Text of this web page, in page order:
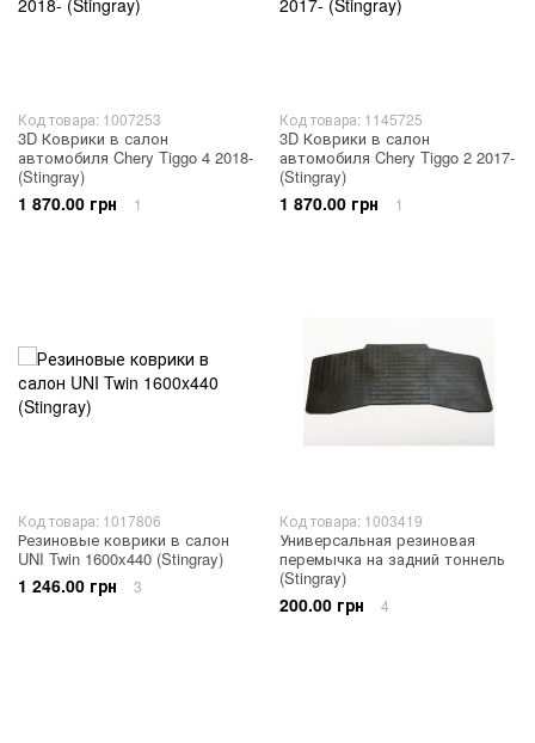
Код товара: 1007253
3D Коврики в салон
автомобиля Chery Tiggo 4 2018-
(Stingray)
1 870.00 грн 1
Код товара: 1145725
3D Коврики в салон
автомобиля Chery Tiggo 2 2017-
(Stingray)
1 870.00 грн 1
Код товара: 1017806
Резиновые коврики в салон
UNI Twin 1600x440 (Stingray)
1 246.00 грн 3
Код товара: 1003419
Универсальная резиновая
перемычка на задний тоннель
(Stingray)
200.00 грн 4